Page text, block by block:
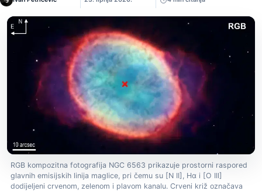
RGB kompozitna fotografija NGC 6563 prikazuje prostorni raspored
glavnih emisijskih linija maglice, pri čemu su [N II], Hα i [O III]
dodijeljeni crvenom, zelenom i plavom kanalu. Crveni križ označava